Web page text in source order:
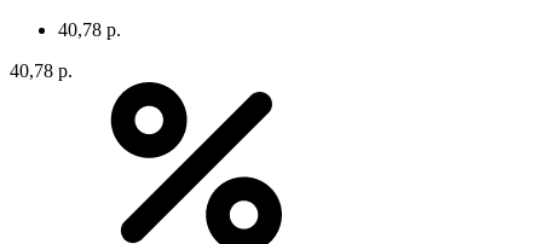
40,78 р.
40,78 р.